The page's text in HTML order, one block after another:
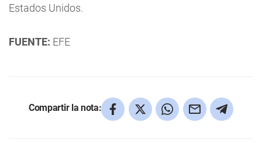
Estados Unidos.
FUENTE: EFE
Compartir la nota: